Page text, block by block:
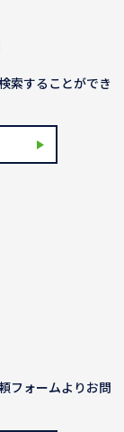
索することができ
フォームよりお問